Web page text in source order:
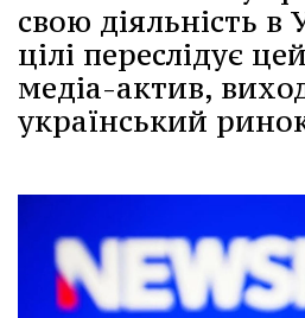
свою діяльність в
цілі переслідує
медіа-актив,
український